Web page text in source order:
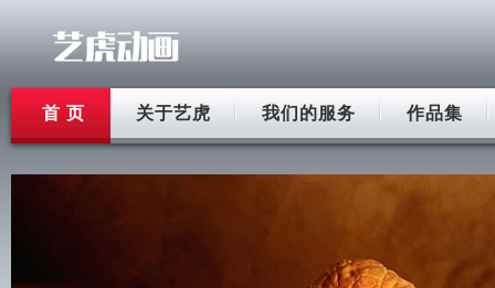
首 页 关于艺虎 我们的服务 作品集